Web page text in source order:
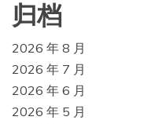
归档
2026 年 8 月
2026 年 7 月
2026 年 6 月
2026 年 5 月